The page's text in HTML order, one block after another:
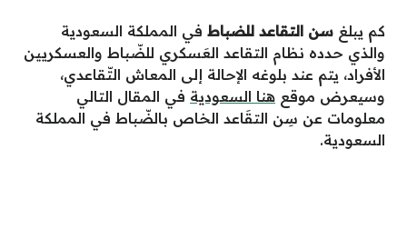
كم يبلغ سن التقاعد للضباط في المملكة السعودية
والذي حدده نظام التقاعد العَسكري للضّباط والعسكريين
الأفراد، يتم عند بلوغه الإحالة إلى المعاش التّقاعدي،
وسيعرض موقع هنا السعودية في المقال التالي
معلومات عن سِن التقَاعد الخاص بالضّباط في المملكة
السعودية.